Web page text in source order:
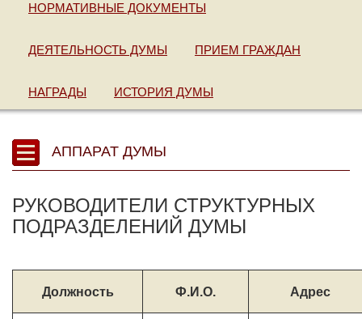
НОРМАТИВНЫЕ ДОКУМЕНТЫ
ДЕЯТЕЛЬНОСТЬ ДУМЫ ПРИЕМ ГРАЖДАН
НАГРАДЫ ИСТОРИЯ ДУМЫ
АППАРАТ ДУМЫ
РУКОВОДИТЕЛИ СТРУКТУРНЫХ
ПОДРАЗДЕЛЕНИЙ ДУМЫ
Должность Ф.И.О. Адрес